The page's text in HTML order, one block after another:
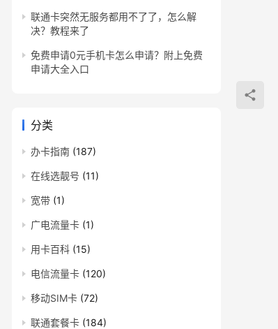
联通卡突然无服务都用不了了，怎么解
决？教程来了
免费申请0元手机卡怎么申请？附上免费
申请大全入口
分类
办卡指南 (187)
在线选靓号 (11)
宽带 (1)
广电流量卡 (1)
用卡百科 (15)
电信流量卡 (120)
移动SIM卡 (72)
联通套餐卡 (184)